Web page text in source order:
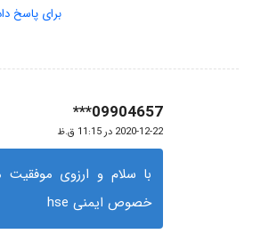
برای پاسخ
09904657***
گفته:
2020-12-22 در 11:15 ق.ظ
با سلام و ارزوی
خصوص ایمنی hse